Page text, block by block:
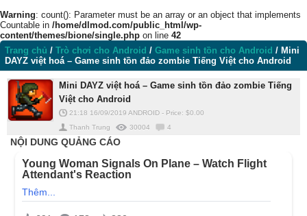
Warning: count(): Parameter must be an array or an object that implements
Countable in /home/dlmod.com/public_html/wp-
content/themes/bione/single.php on line 42
Trang chủ / Trò chơi cho Android / Game sinh tồn cho Android / Mini
DAYZ việt hoá – Game sinh tồn đảo zombie Tiếng Việt cho Android
Mini DAYZ việt hoá – Game sinh tồn đảo zombie Tiếng
Việt cho Android
21:18 16/09/2019 ANDROID - Price: $0.00
Thanh Trung
30004 4